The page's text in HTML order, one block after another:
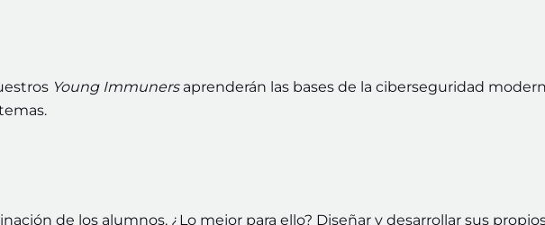
Young Immuners aprenderán las bases de la ciberseguridad
de los alumnos. ¿Lo mejor para ello? Diseñar y desarrollar sus